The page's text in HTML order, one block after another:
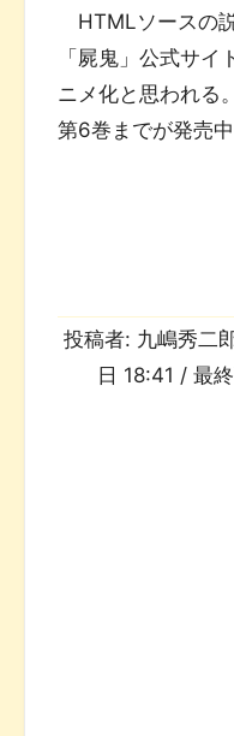
HTMLソースの
「屍鬼」公式サ
ニメ化と思われる
第6巻までが発売中
投稿者: 九嶋秀二
日 18:41 / 最